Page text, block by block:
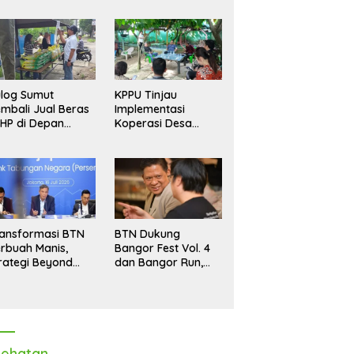
Sumut
Jual Beras
di Depan
Akhir Tahun
KPPU Tinjau
Implementasi
Koperasi Desa
BTN
Manis,
Beyond
BTN Dukung
Bangor Fest Vol. 4
dan Bangor Run,